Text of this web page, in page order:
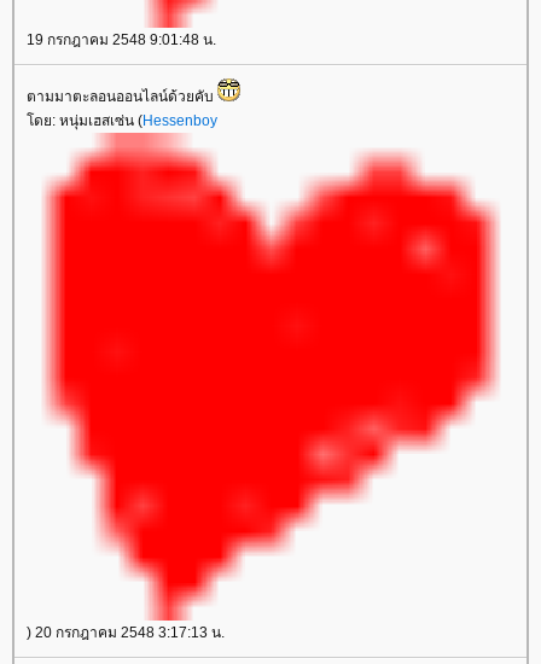
19 กรกฎาคม 2548 9:01:48 น.
ตามมาตะลอนออนไลน์ด้วยคับ
ดย: หนุ่มเฮสเซ่น (Hessenboy
) 20 กรกฎาคม 2548 3:17:13 น.